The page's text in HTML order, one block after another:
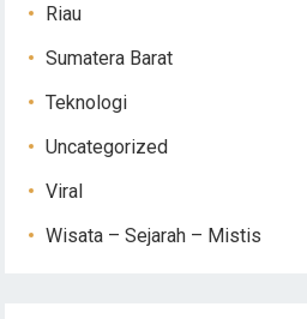
Riau
Sumatera Barat
Teknologi
Uncategorized
Viral
Wisata – Sejarah – Mistis